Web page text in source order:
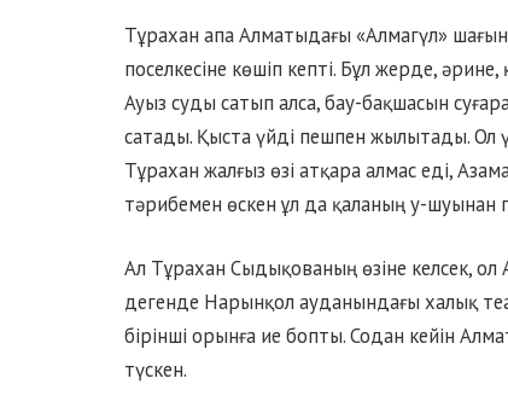
Тұрахан апа Алматыдағы «Алмагүл»
поселкесіне көшіп кепті. Бұл жерде,
Ауыз суды сатып алса, бау-бақшасын
сатады. Қыста үйді пешпен жылытады. Ол
Тұрахан жалғыз өзі атқара алмас еді,
тәрибемен өскен ұл да қаланың у-шуынан
Ал Тұрахан Сыдықованың өзіне келсек,
дегенде Нарынқол ауданындағы халық
бірінші орынға ие бопты. Содан кейін
түскен.